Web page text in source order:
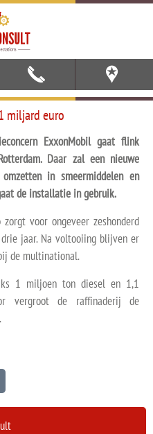
miljard euro
ExxonMobil gaat flink
Daar zal een nieuwe
in smeermiddelen en
de installatie in gebruik.
voor ongeveer zeshonderd
jaar. Na voltooiing blijven er
de multinational.
1 miljoen ton diesel en 1,1
vergroot de raffinaderij de